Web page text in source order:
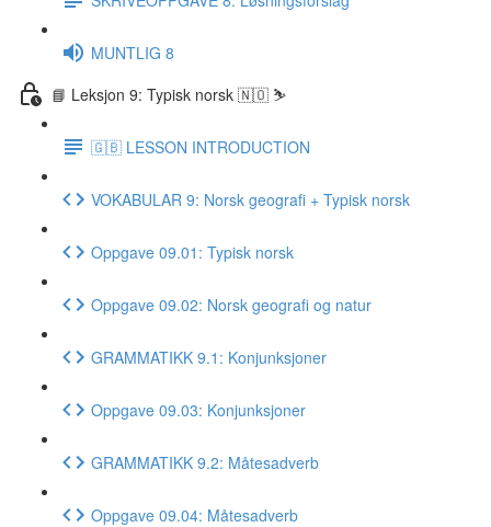
MUNTLIG 8
📘 Leksjon 9: Typisk norsk 🇳🇴 ⛷
🇬🇧 LESSON INTRODUCTION
VOKABULAR 9: Norsk geografi + Typisk norsk
Oppgave 09.01: Typisk norsk
Oppgave 09.02: Norsk geografi og natur
GRAMMATIKK 9.1: Konjunksjoner
Oppgave 09.03: Konjunksjoner
GRAMMATIKK 9.2: Måtesadverb
Oppgave 09.04: Måtesadverb